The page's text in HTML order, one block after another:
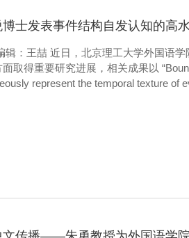
士发表事件结构自发认知的高
辑：王喆 近日，北京理工大学外国语
取得重要研究进展，相关成果以
represent the temporal texture of
域的顶级期刊 Journal of Memory and